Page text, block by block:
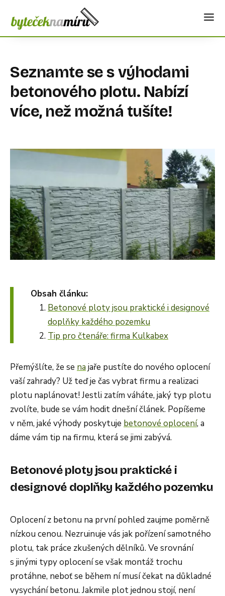
Seznamte se s výhodami
betonového plotu. Nabízí
více, než možná tušíte!
Obsah článku:
Betonové ploty jsou praktické i designové
doplňky každého pozemku
Tip pro čtenáře: firma Kulkabex
Přemýšlíte, že se najaře pustíte do nového oplocení
vaší zahrady? Už teď je čas vybrat firmu a realizaci
plotu naplánovat! Jestli zatím váháte, jaký typ plotu
zvolíte, bude se vám hodit dnešní článek. Popíšeme
v něm, jaké výhody poskytuje betonové oplocení, a
dáme vám tip na firmu, která se jimi zabývá.
Betonové ploty jsou praktické i
designové doplňky každého pozemku
Oplocení z betonu na první pohled zaujme poměrně
nízkou cenou. Nezruinuje vás jak pořízení samotného
plotu, tak práce zkušených dělníků. Ve srovnání
s jinými typy oplocení se však montáž trochu
protáhne, neboť se během ní musí čekat na důkladné
vysychání betonu. Jakmile plot jednou stojí, není